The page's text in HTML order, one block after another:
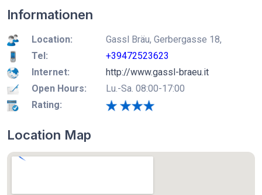
Informationen
Location:
Gassl Bräu, Gerbergasse 18,
Tel:
+39472523623
Internet:
http://www.gassl-braeu.it
Open Hours:
Lu.-Sa. 08:00-17:00
Rating:
Location Map